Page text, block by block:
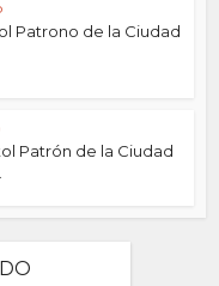
Patrono de la Ciudad
Patrón de la Ciudad